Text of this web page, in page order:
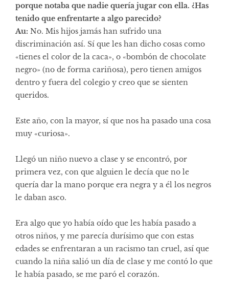
porque notaba que nadie quería jugar con ella. ¿Has
tenido que enfrentarte a algo parecido?
Au: No. Mis hijos jamás han sufrido una
discriminación así. Sí que les han dicho cosas como
«tienes el color de la caca», o «bombón de chocolate
negro» (no de forma cariñosa), pero tienen amigos
dentro y fuera del colegio y creo que se sienten
queridos.
Este año, con la mayor, sí que nos ha pasado una cosa
muy «curiosa».
Llegó un niño nuevo a clase y se encontró, por
primera vez, con que alguien le decía que no le
quería dar la mano porque era negra y a él los negros
le daban asco.
Era algo que yo había oído que les había pasado a
otros niños, y me parecía durísimo que con estas
edades se enfrentaran a un racismo tan cruel, así que
cuando la niña salió un día de clase y me contó lo que
le había pasado, se me paró el corazón.